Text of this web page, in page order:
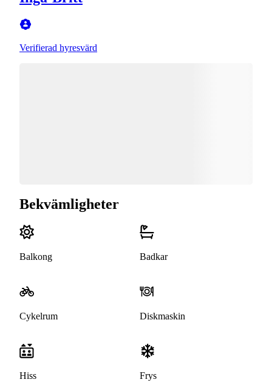
Verifierad hyresvärd
Bekvämligheter
Balkong Badkar
Cykelrum Diskmaskin
Hiss Frys